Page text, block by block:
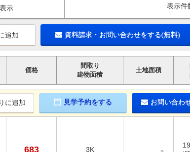
示 表示件
追加 資料請求・お問い合わせをする(無料)
価格
間取り
建物面積
土地面積
に追加 見学予約をする お問い合わ
683
3K